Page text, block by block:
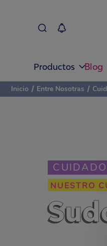
Productos Blog
NUESTRO
Inicio / Entre Nosotras /